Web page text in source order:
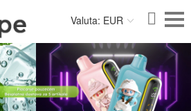
Valuta: EUR